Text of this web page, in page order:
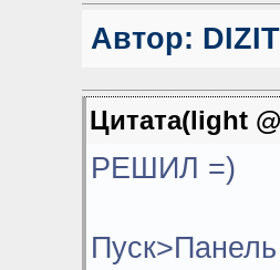
Автор: DIZIT
Цитата(light
РЕШИЛ =)